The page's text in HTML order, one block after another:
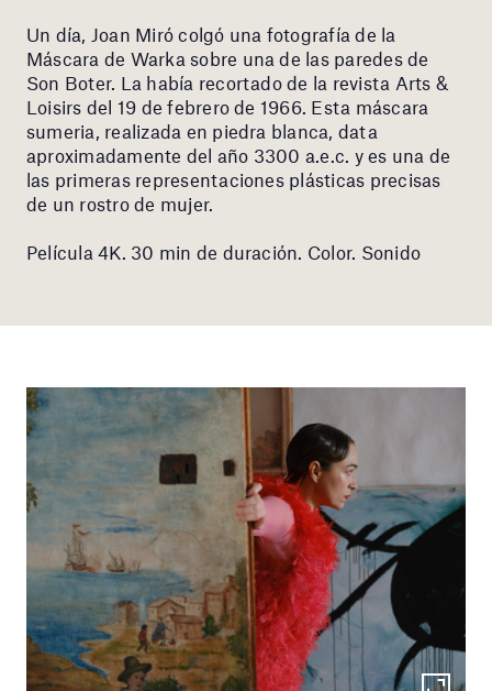
Un día, Joan Miró colgó una fotografía de la
Máscara de Warka sobre una de las paredes de
Son Boter. La había recortado de la revista Arts &
Loisirs del 19 de febrero de 1966. Esta máscara
sumeria, realizada en piedra blanca, data
aproximadamente del año 3300 a.e.c. y es una de
las primeras representaciones plásticas precisas
de un rostro de mujer.
Película 4K. 30 min de duración. Color. Sonido